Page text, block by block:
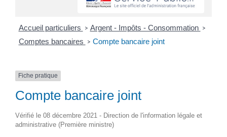
Accueil particuliers > Argent - Impôts - Consommation >
Comptes bancaires > Compte bancaire joint
Fiche pratique
Compte bancaire joint
Vérifié le 08 décembre 2021 - Direction de l'information légale et
administrative (Première ministre)